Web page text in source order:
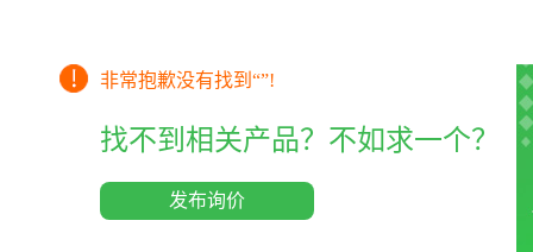
非常抱歉没有找到“”!
找不到相关产品？不如求一个？
发布询价